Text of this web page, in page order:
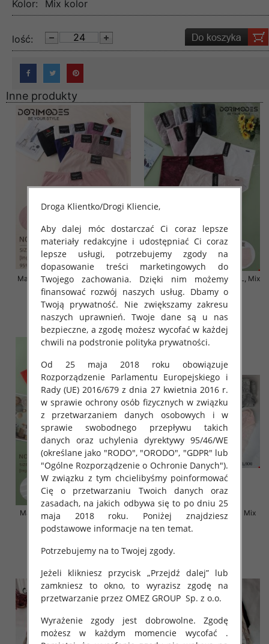
Kolor: Mix kolor
lość:
Inne produkty
Majtki damskie Roz 4XL-5XL, Mix
kolor Paczka 24 szt
8.00 zł
szczegóły
Majtki damskie Roz 4XL-6XL, Mix
kolor Paczka 24 szt
8.00 zł
szczegóły
Majtki damskie Roz XL-2XL, Mix
kolor Paczka 24 szt
szczegóły
Majtki damskie Roz S-2XL, Mix
kolor Paczka 24 szt
Droga Klientko/Drogi Kliencie,
Aby dalej móc dostarczać Ci coraz lepsze
materiały redakcyjne i udostępniać Ci coraz
lepsze usługi, potrzebujemy zgody na
dopasowanie treści marketingowych do
Twojego zachowania. Dzięki nim możemy
finansować rozwój naszych usług. Dbamy o
Twoją prywatność. Nie zwiększamy zakresu
naszych uprawnień. Twoje dane są u nas
bezpieczne, a zgodę możesz wycofać w każdej
chwili na podstronie polityka prywatności.
Od 25 maja 2018 roku obowiązuje
Rozporządzenie Parlamentu Europejskiego i
Rady (UE) 2016/679 z dnia 27 kwietnia 2016 r.
w sprawie ochrony osób fizycznych w związku
z przetwarzaniem danych osobowych i w
sprawie swobodnego przepływu takich
danych oraz uchylenia dyrektywy 95/46/WE
(określane jako "RODO", "ORODO", "GDPR" lub
"Ogólne Rozporządzenie o Ochronie Danych").
W związku z tym chcielibyśmy poinformować
Cię o przetwarzaniu Twoich danych oraz
zasadach, na jakich odbywa się to po dniu 25
maja 2018 roku. Poniżej znajdziesz
podstawowe informacje na ten temat.
Potrzebujemy na to Twojej zgody.
Jeżeli klikniesz przycisk „Przejdź dalej” lub
zamkniesz to okno, to wyrazisz zgodę na
przetwarzanie przez OMEZ GROUP Sp. z o.o.
Wyrażenie zgody jest dobrowolne. Zgodę
możesz w każdym momencie wycofać .